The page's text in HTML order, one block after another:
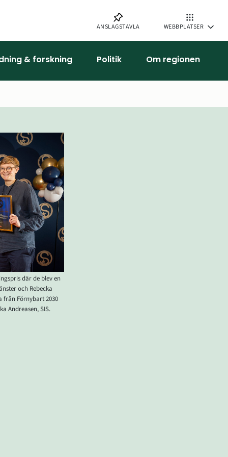
ANSLAGSTAVLA WEBBPLATSER
& forskning Politik Om regionen
där de blev en
och Rebecka
från Förnybart 2030
Andreasen​, SIS.